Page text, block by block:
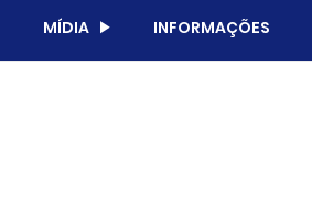
MÍDIA INFORMAÇÕES